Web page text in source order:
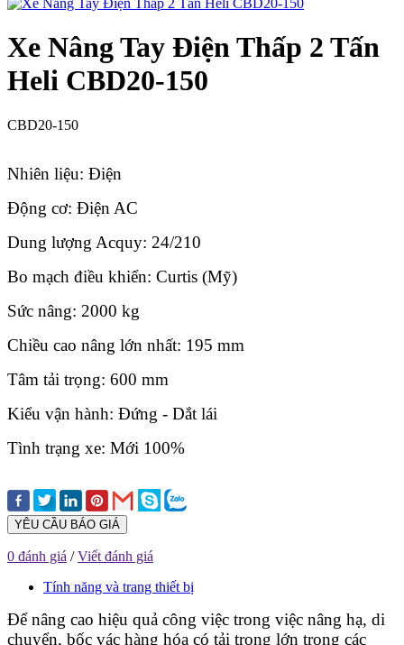
Xe Nâng Tay Điện Thấp 2 Tấn
Heli CBD20-150
CBD20-150
Nhiên liệu: Điện
Động cơ: Điện AC
Dung lượng Acquy: 24/210
Bo mạch điều khiển: Curtis (Mỹ)
Sức nâng: 2000 kg
Chiều cao nâng lớn nhất: 195 mm
Tâm tải trọng: 600 mm
Kiểu vận hành: Đứng - Dắt lái
Tình trạng xe: Mới 100%
YÊU CẦU BÁO GIÁ
0 đánh giá /Viết đánh giá
Tính năng và trang thiết bị
Để nâng cao hiệu quả công việc trong việc nâng hạ, di
chuyển, bốc vác hàng hóa có tải trọng lớn trong các